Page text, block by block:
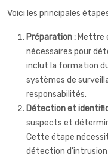
Voici les principales
Préparation : Mettre
nécessaires pour
inclut la formation
systèmes de
responsabilités.
Détection et
suspects et
Cette étape
détection d’intrusion